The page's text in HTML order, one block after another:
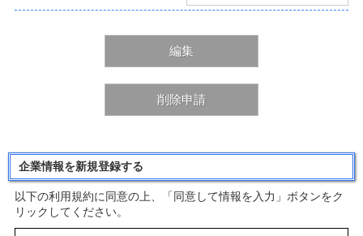
編集
削除申請
企業情報を新規登録する
以下の利用規約に同意の上、「同意して情報を入力」ボタンをク
リックしてください。